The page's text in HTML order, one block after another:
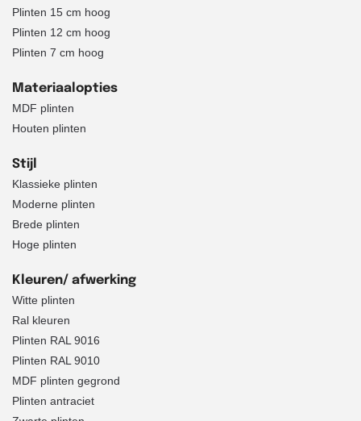
Plinten 15 cm hoog
Plinten 12 cm hoog
Plinten 7 cm hoog
Materiaalopties
MDF plinten
Houten plinten
Stijl
Klassieke plinten
Moderne plinten
Brede plinten
Hoge plinten
Kleuren/ afwerking
Witte plinten
Ral kleuren
Plinten RAL 9016
Plinten RAL 9010
MDF plinten gegrond
Plinten antraciet